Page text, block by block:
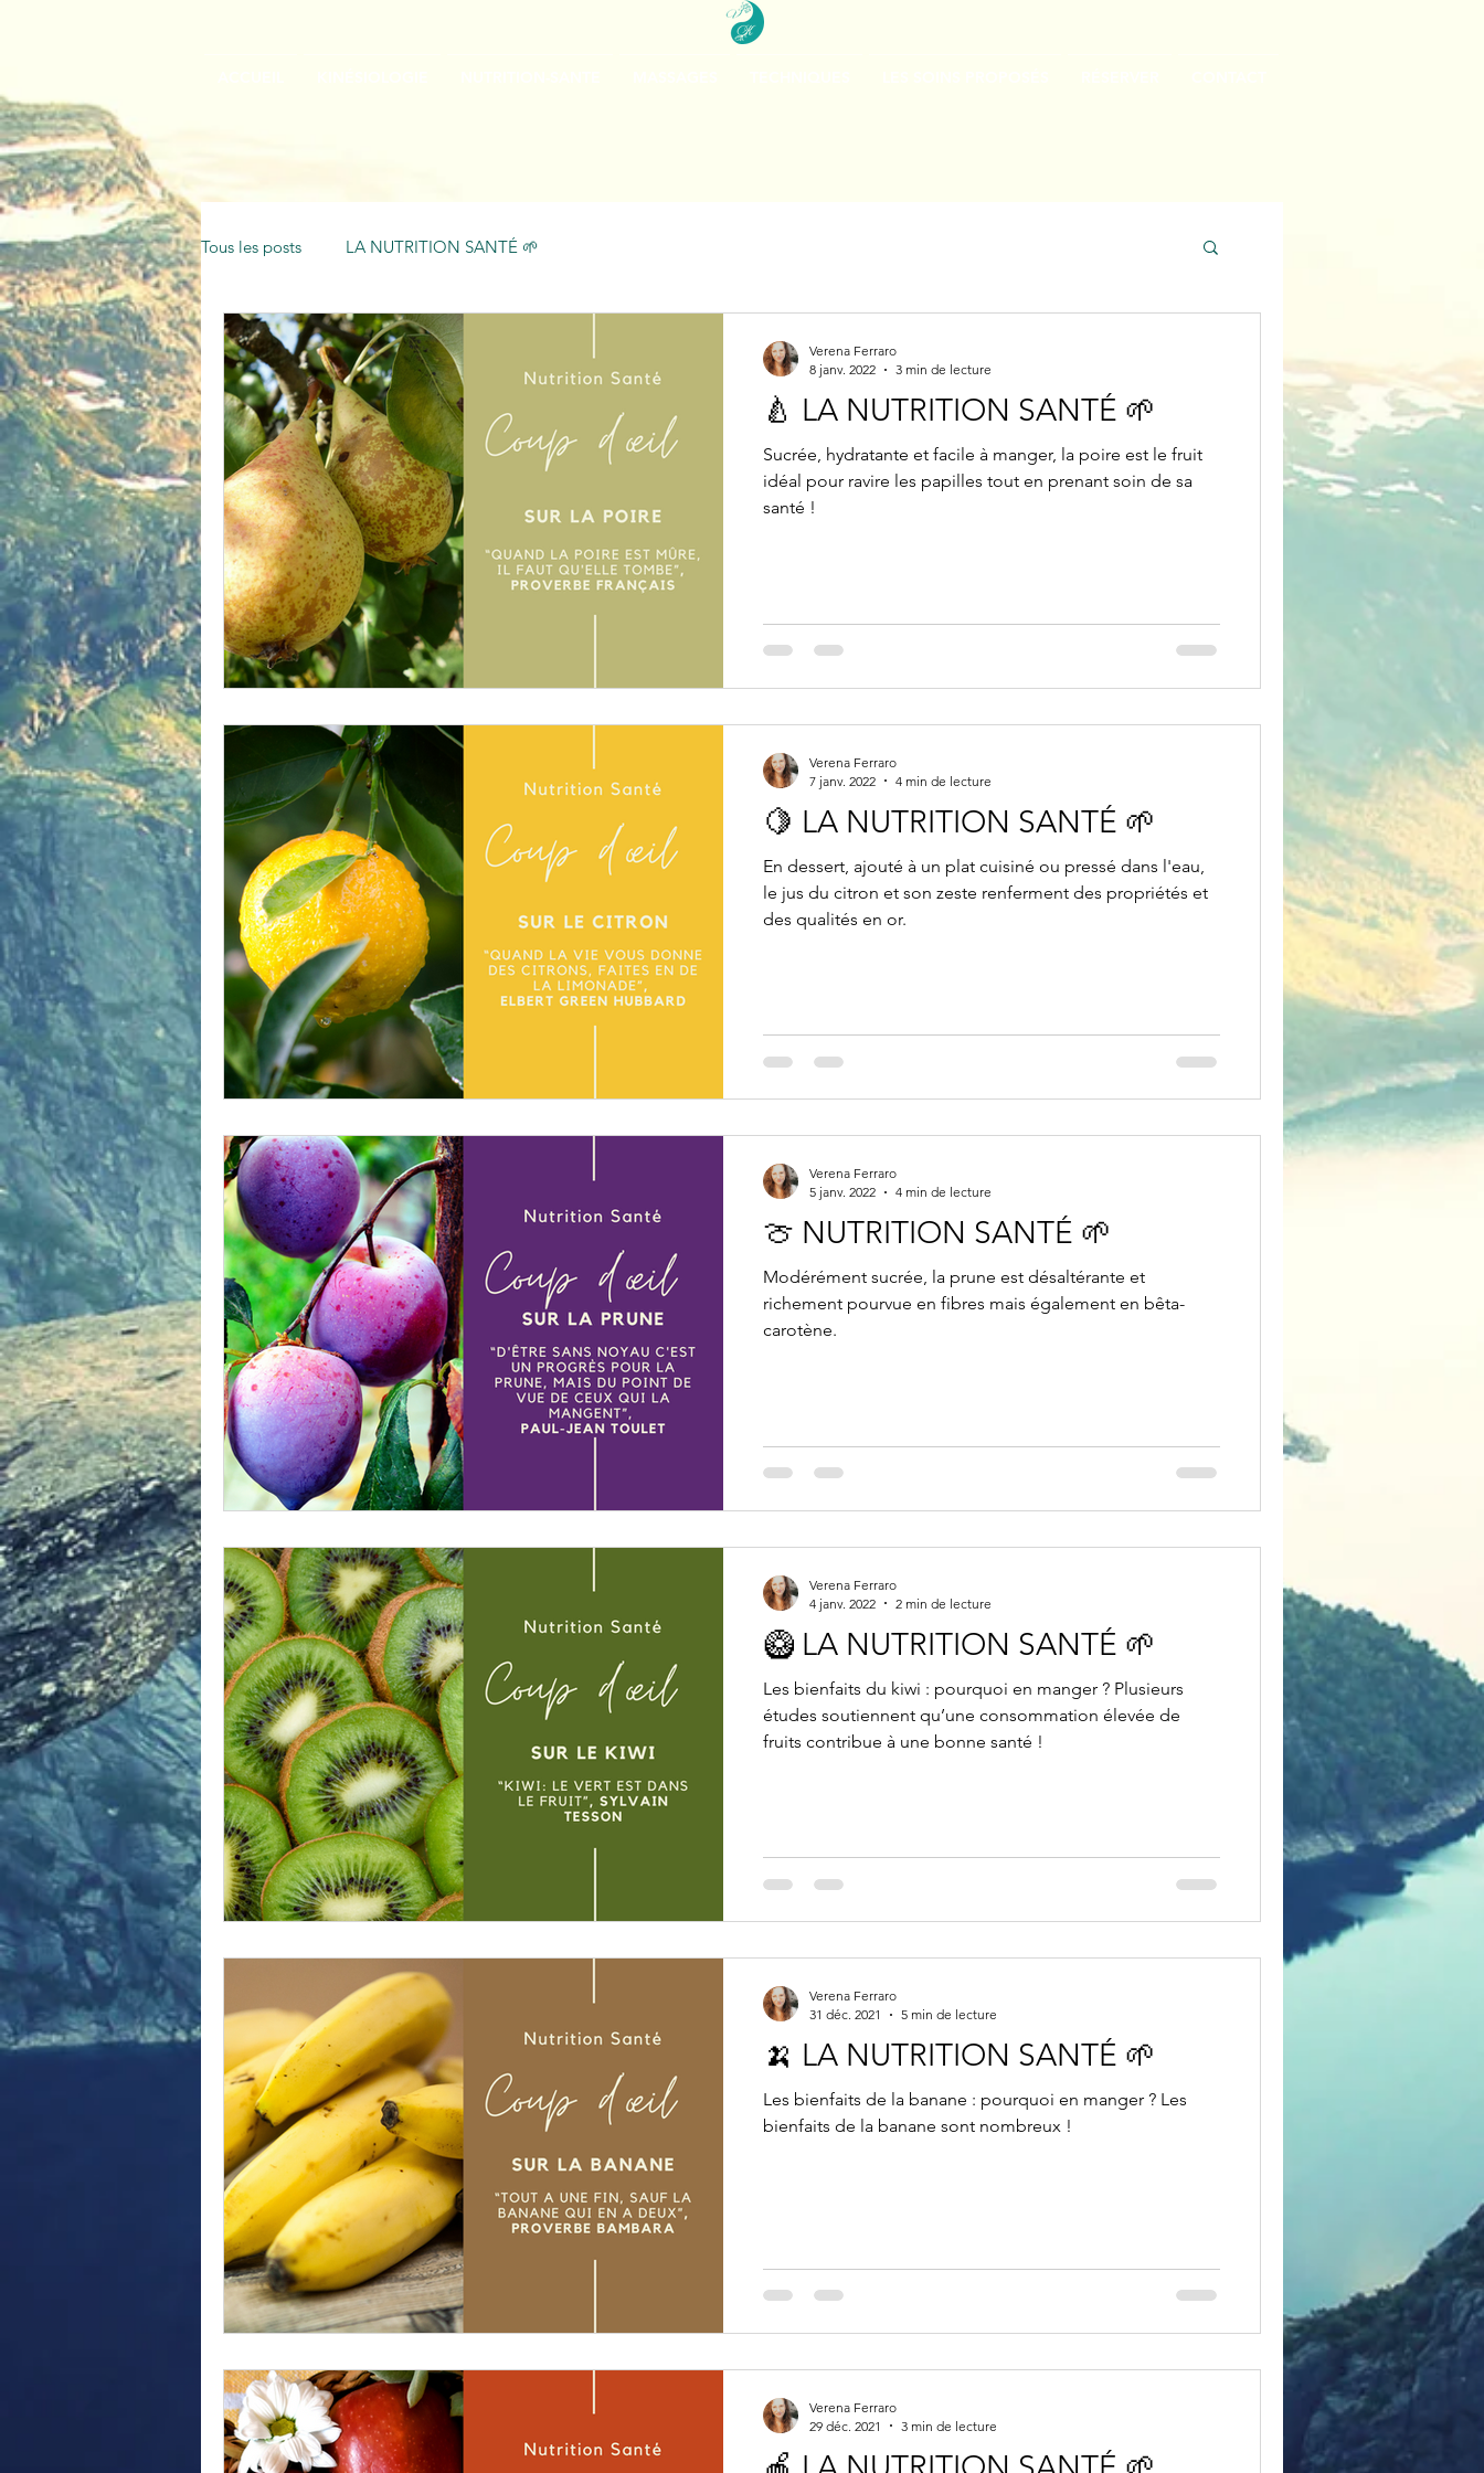
Tous les posts LA NUTRITION SANTÉ 🌱
🍐 LA NUTRITION SANTÉ 🌱
Sucrée, hydratante et facile à manger, la poire est le fruit
idéal pour ravire les papilles tout en prenant soin de sa
santé !
Verena Ferraro
8 janv. 2022
3 min de lecture
🍋 LA NUTRITION SANTÉ 🌱
En dessert, ajouté à un plat cuisiné ou pressé dans l'eau,
le jus du citron et son zeste renferment des propriétés et
des qualités en or.
Verena Ferraro
7 janv. 2022
4 min de lecture
🍈 NUTRITION SANTÉ 🌱
Modérément sucrée, la prune est désaltérante et
richement pourvue en fibres mais également en bêta-
carotène.
Verena Ferraro
5 janv. 2022
4 min de lecture
🥝 LA NUTRITION SANTÉ 🌱
Les bienfaits du kiwi : pourquoi en manger ? Plusieurs
études soutiennent qu’une consommation élevée de
fruits contribue à une bonne santé !
Verena Ferraro
4 janv. 2022
2 min de lecture
🍌 LA NUTRITION SANTÉ 🌱
Les bienfaits de la banane : pourquoi en manger ? Les
bienfaits de la banane sont nombreux !
Verena Ferraro
31 déc. 2021
5 min de lecture
Verena Ferraro
29 déc. 2021
3 min de lecture